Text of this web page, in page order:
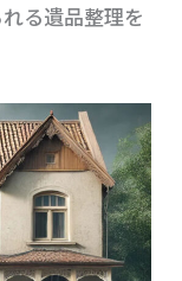
る遺品整理を